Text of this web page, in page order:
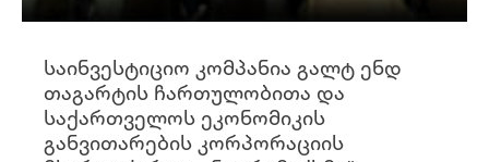
საინვესტიციო კომპანია გალტ ენდ
თაგარტის ჩართულობითა და
საქართველოს ეკონომიკის
განვითარების კორპორაციის